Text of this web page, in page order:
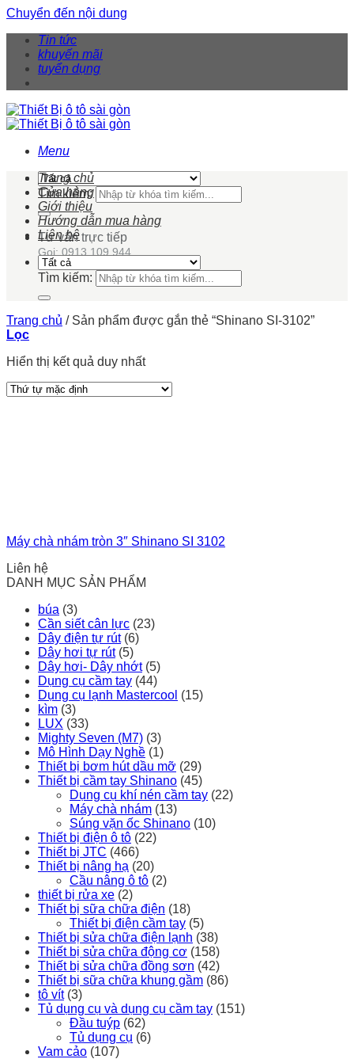
Chuyển đến nội dung
Tin tức
khuyến mãi
tuyển dụng
Menu
Tìm kiếm:
Tư vấn trực tiếp
Gọi: 0913 109 944
Trang chủ
Cửa hàng
Giới thiệu
Hướng dẫn mua hàng
Liên hệ
Tìm kiếm:
Trang chủ /Sản phẩm được gắn thẻ “Shinano SI-3102”
Lọc
Hiển thị kết quả duy nhất
Máy chà nhám tròn 3″ Shinano SI 3102
Liên hệ
DANH MỤC SẢN PHẨM
búa (3)
Cần siết cân lực (23)
Dây điện tự rút (6)
Dây hơi tự rút (5)
Dây hơi- Dây nhớt (5)
Dụng cụ cầm tay (44)
Dụng cụ lạnh Mastercool (15)
kìm (3)
LUX (33)
Mighty Seven (M7) (3)
Mô Hình Dạy Nghề (1)
Thiết bị bơm hút dầu mỡ (29)
Thiết bị cầm tay Shinano (45)
Dụng cụ khí nén cầm tay (22)
Máy chà nhám (13)
Súng vặn ốc Shinano (10)
Thiết bị điện ô tô (22)
Thiết bị JTC (466)
Thiết bị nâng hạ (20)
Cầu nâng ô tô (2)
thiết bị rửa xe (2)
Thiết bị sữa chữa điện (18)
Thiết bị điện cầm tay (5)
Thiết bị sửa chữa điện lạnh (38)
Thiết bị sửa chữa động cơ (158)
Thiết bị sửa chữa đồng sơn (42)
Thiết bị sữa chữa khung gầm (86)
tô vít (3)
Tủ dụng cụ và dụng cụ cầm tay (151)
Đầu tuýp (62)
Tủ dụng cụ (6)
Vam cảo (107)